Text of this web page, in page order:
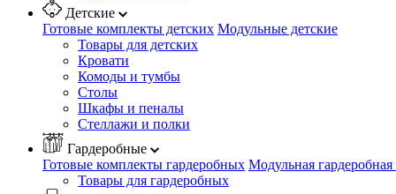
Детские
Готовые комплекты детских Модульные детские
Товары для детских
Кровати
Комоды и тумбы
Столы
Шкафы и пеналы
Стеллажи и полки
Гардеробные
Готовые комплекты гардеробных Модульная
Товары для гардеробных